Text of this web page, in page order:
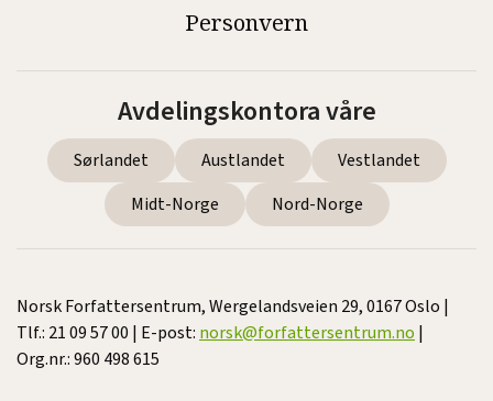
Personvern
Avdelingskontora våre
Sørlandet Austlandet
Vestlandet
Midt-Norge
Nord-Norge
Norsk Forfattersentrum, Wergelandsveien 29, 0167 Oslo |
Tlf.: 21 09 57 00 | E-post: norsk@forfattersentrum.no |
Org.nr.: 960 498 615